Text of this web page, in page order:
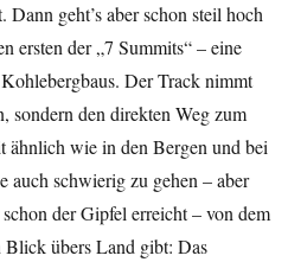
geht’s aber schon steil hoch
ersten der „7 Summits“ – eine
Der Track nimmt
sondern den direkten Weg zum
ähnlich wie in den Bergen und bei
auch schwierig zu gehen – aber
der Gipfel erreicht – von dem
Blick übers Land gibt: Das